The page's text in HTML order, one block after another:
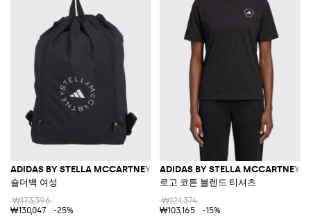
ADIDAS BY STELLA MCCARTNEY
숄더백 여성
₩173,396
₩130,047
-25%
ADIDAS BY STELLA MCCARTNEY
로고 코튼 블렌드 티셔츠
₩121,374
₩103,165
-15%